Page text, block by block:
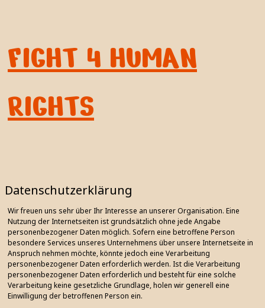
FIGHT 4 HUMAN
RIGHTS
Datenschutzerklärung
Wir freuen uns sehr über Ihr Interesse an unserer Organisation. Eine
Nutzung der Internetseiten ist grundsätzlich ohne jede Angabe
personenbezogener Daten möglich. Sofern eine betroffene Person
besondere Services unseres Unternehmens über unsere Internetseite in
Anspruch nehmen möchte, könnte jedoch eine Verarbeitung
personenbezogener Daten erforderlich werden. Ist die Verarbeitung
personenbezogener Daten erforderlich und besteht für eine solche
Verarbeitung keine gesetzliche Grundlage, holen wir generell eine
Einwilligung der betroffenen Person ein.